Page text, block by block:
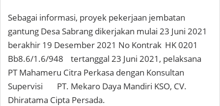
Sebagai informasi, proyek pekerjaan jembatan
gantung Desa Sabrang dikerjakan mulai 23 Juni 2021
berakhir 19 Desember 2021 No Kontrak HK 0201
Bb8.6/1.6/948
tertanggal 23 Juni 2021, pelaksana
PT Mahameru Citra Perkasa dengan Konsultan
Supervisi
PT. Mekaro Daya Mandiri KSO, CV.
Dhiratama Cipta Persada.